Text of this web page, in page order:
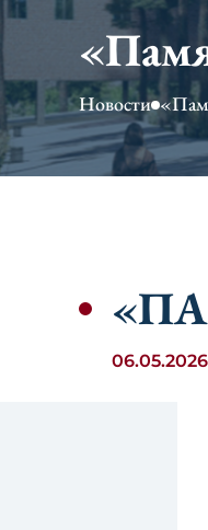
Новости
06.05.2026